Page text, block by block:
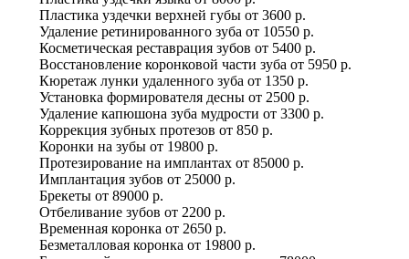
Пластика уздечки верхней губы от 3600 р.
Удаление ретинированного зуба от 10550 р.
Косметическая реставрация зубов от 5400 р.
Восстановление коронковой части зуба от 5950 р.
Кюретаж лунки удаленного зуба от 1350 р.
Установка формирователя десны от 2500 р.
Удаление капюшона зуба мудрости от 3300 р.
Коррекция зубных протезов от 850 р.
Коронки на зубы от 19800 р.
Протезирование на имплантах от 85000 р.
Имплантация зубов от 25000 р.
Брекеты от 89000 р.
Отбеливание зубов от 2200 р.
Временная коронка от 2650 р.
Безметалловая коронка от 19800 р.